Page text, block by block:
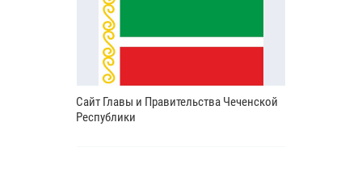
Сайт Главы и Правительства Чеченской
Республики